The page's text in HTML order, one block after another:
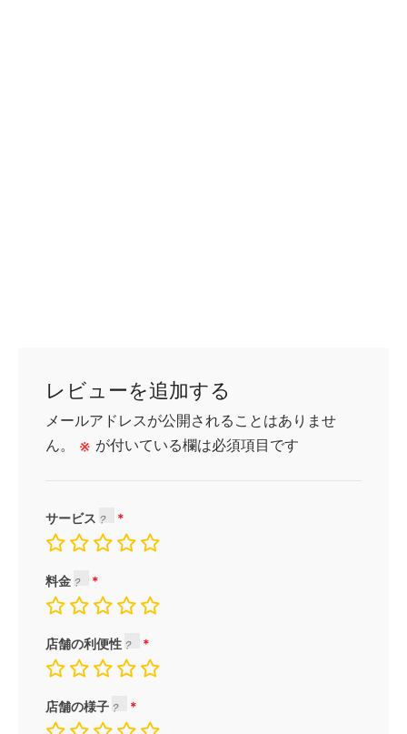
レビューを追加する
メールアドレスが公開されることはありませ
ん。
※ が付いている欄は必須項目です
サービス
料金
店舗の利便性
店舗の様子